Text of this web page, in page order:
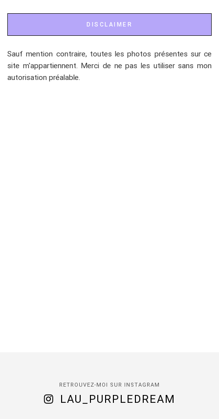
DISCLAIMER
Sauf mention contraire, toutes les photos présentes sur ce
site m'appartiennent. Merci de ne pas les utiliser sans mon
autorisation préalable.
RETROUVEZ-MOI SUR INSTAGRAM
LAU_PURPLEDREAM